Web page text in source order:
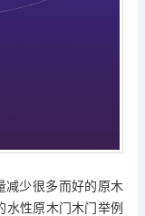
减少很多而好的原木
水性原木门木门举例